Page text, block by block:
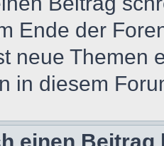
Ende der
neue Themen
in diesem